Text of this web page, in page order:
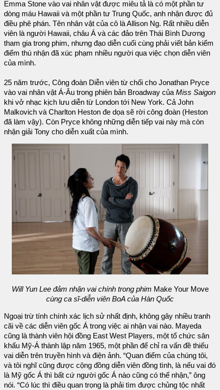
Emma Stone vào vai nhân vật được miêu tả là có một phần tư
dòng máu Hawaii và một phần tư Trung Quốc, anh nhận được đủ
điều phê phán. Tên nhân vật của cô là Allison Ng. Rất nhiều diễn
viên là người Hawaii, châu Á và các đảo trên Thái Bình Dương
tham gia trong phim, nhưng đạo diễn cuối cùng phải viết bản kiểm
điểm thú nhận đã xúc phạm nhiều người qua việc chọn diễn viên
của mình.
25 năm trước, Công đoàn Diễn viên từ chối cho Jonathan Pryce
vào vai nhân vật Á-Âu trong phiên bản Broadway của Miss Saigon
khi vở nhạc kịch lưu diễn từ London tới New York. Cả John
Malkovich và Charlton Heston đe dọa sẽ rời công đoàn (Heston
đã làm vậy). Còn Pryce không những diễn tiếp vai này mà còn
nhận giải Tony cho diễn xuất của mình.
Will Yun Lee đảm nhận vai chính trong phim Make Your Move
cùng ca sĩ-diễn viên BoA của Hàn Quốc
Ngoại trừ tính chính xác lịch sử nhất định, không gây nhiều tranh
cãi về các diễn viên gốc Á trong việc ai nhận vai nào. Mayeda
cũng là thành viên hội đồng East West Players, một tổ chức sân
khấu Mỹ-Á thành lập năm 1965, một phần để chỉ ra vấn đề thiếu
vai diễn trên truyền hình và điện ảnh. “Quan điểm của chúng tôi,
và tôi nghĩ cũng được cộng đồng diễn viên đồng tình, là nếu vai đó
là Mỹ gốc Á thì bất cứ người gốc Á nào cũng có thể nhận,” ông
nói. “Có lúc thì điều quan trọng là phải tìm được chủng tộc nhất